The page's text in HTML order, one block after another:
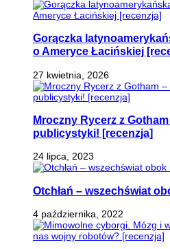
Gorączka
o Ameryce Łacińskiej
27 kwietnia, 2026
Mroczny Rycerz z
publicystyki! [recenzja]
24 lipca, 2023
Otchłań – wszechświat
4 października, 2022